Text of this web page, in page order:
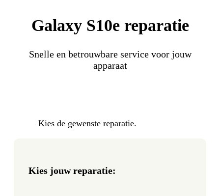
Galaxy S10e reparatie
Snelle en betrouwbare service voor jouw
apparaat
Kies de gewenste reparatie.
Kies jouw reparatie: